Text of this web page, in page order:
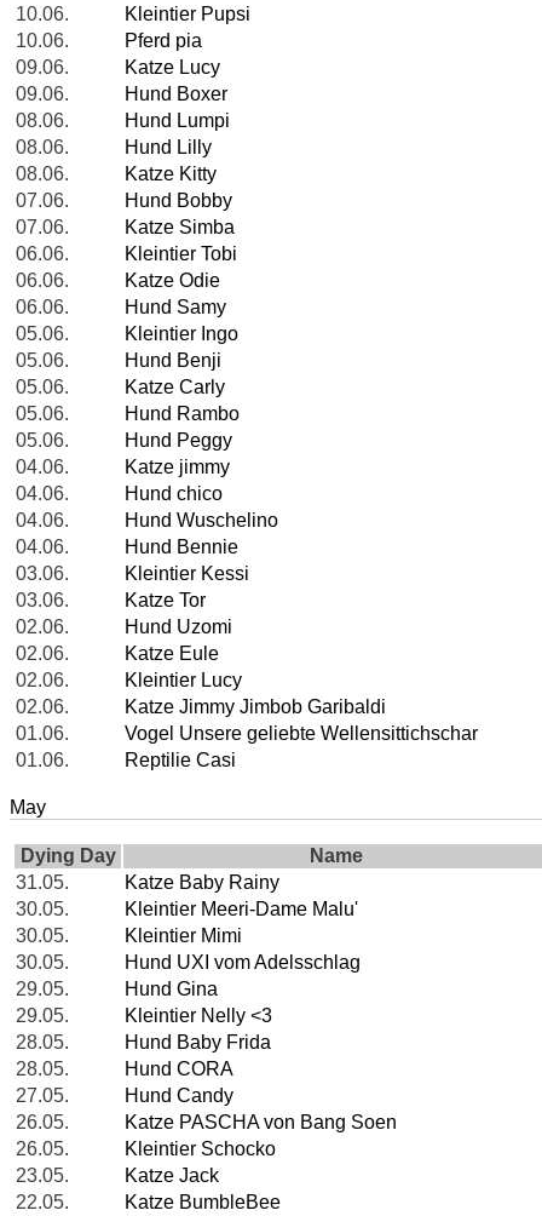
10.06.
Kleintier Pupsi
10.06.
Pferd pia
09.06.
Katze Lucy
09.06.
Hund Boxer
08.06.
Hund Lumpi
08.06.
Hund Lilly
08.06.
Katze Kitty
07.06.
Hund Bobby
07.06.
Katze Simba
06.06.
Kleintier Tobi
06.06.
Katze Odie
06.06.
Hund Samy
05.06.
Kleintier Ingo
05.06.
Hund Benji
05.06.
Katze Carly
05.06.
Hund Rambo
05.06.
Hund Peggy
04.06.
Katze jimmy
04.06.
Hund chico
04.06.
Hund Wuschelino
04.06.
Hund Bennie
03.06.
Kleintier Kessi
03.06.
Katze Tor
02.06.
Hund Uzomi
02.06.
Katze Eule
02.06.
Kleintier Lucy
02.06.
Katze Jimmy Jimbob Garibaldi
01.06.
Vogel Unsere geliebte Wellensittichschar
01.06.
Reptilie Casi
May
Dying Day
Name
31.05.
Katze Baby Rainy
30.05.
Kleintier Meeri-Dame Malu'
30.05.
Kleintier Mimi
30.05.
Hund UXI vom Adelsschlag
29.05.
Hund Gina
29.05.
Kleintier Nelly <3
28.05.
Hund Baby Frida
28.05.
Hund CORA
27.05.
Hund Candy
26.05.
Katze PASCHA von Bang Soen
26.05.
Kleintier Schocko
23.05.
Katze Jack
22.05.
Katze BumbleBee